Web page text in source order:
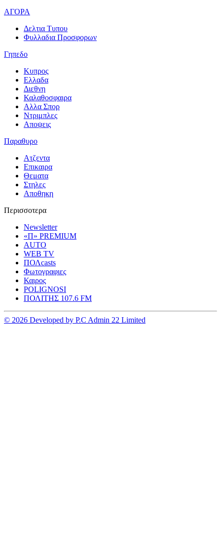
ΑΓΟΡΑ
Δελτια Τυπου
Φυλλαδια Προσφορων
Γηπεδο
Κυπρος
Ελλαδα
Διεθνη
Καλαθοσφαιρα
Αλλα Σπορ
Ντριμπλες
Αποψεις
Παραθυρο
Ατζεντα
Επικαιρα
Θεματα
Στηλες
Αποθηκη
Περισσοτερα
Newsletter
«Π» PREMIUM
AUTO
WEB TV
ΠΟΛcasts
Φωτογραφιες
Καιρος
POLIGNOSI
ΠΟΛΙΤΗΣ 107.6 FM
© 2026 Developed by P.C Admin 22 Limited